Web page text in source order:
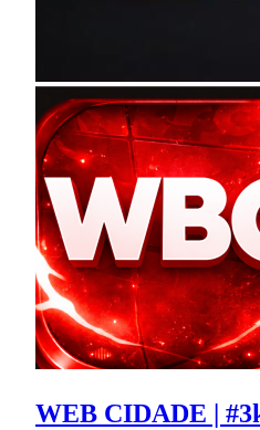
WEB CIDADE |